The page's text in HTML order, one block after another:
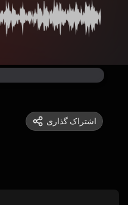
اشتراک گذاری